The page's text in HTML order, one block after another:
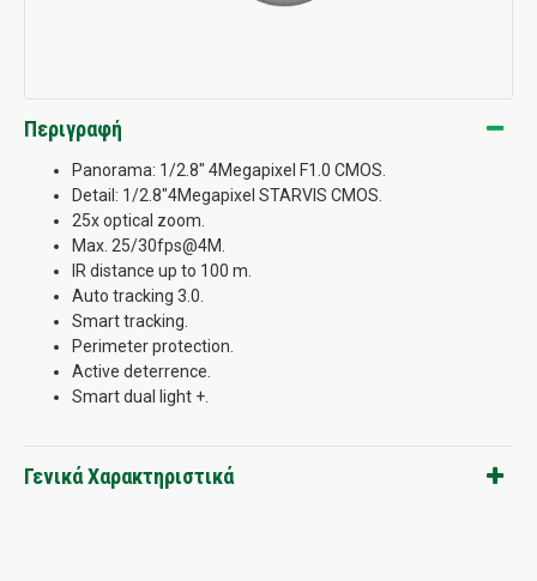
Περιγραφή
Panorama: 1/2.8" 4Megapixel F1.0 CMOS.
Detail: 1/2.8"4Megapixel STARVIS CMOS.
25x optical zoom.
Max. 25/30fps@4M.
IR distance up to 100 m.
Auto tracking 3.0.
Smart tracking.
Perimeter protection.
Active deterrence.
Smart dual light +.
Γενικά Χαρακτηριστικά